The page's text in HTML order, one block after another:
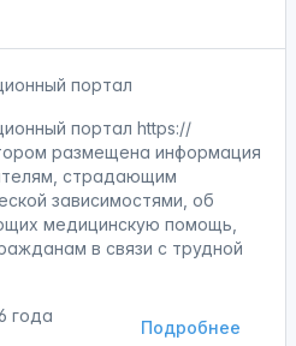
портал
портал https://
размещена информация
страдающим
зависимостями, об
медицинскую помощь,
в связи с трудной
Подробнее
года